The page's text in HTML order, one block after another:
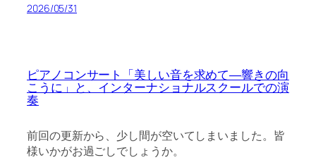
2026/05/31
ピアノコンサート「美しい音を求めて―響きの向
こうに」と、インターナショナルスクールでの演
奏
前回の更新から、少し間が空いてしまいました。皆
様いかがお過ごしでしょうか。